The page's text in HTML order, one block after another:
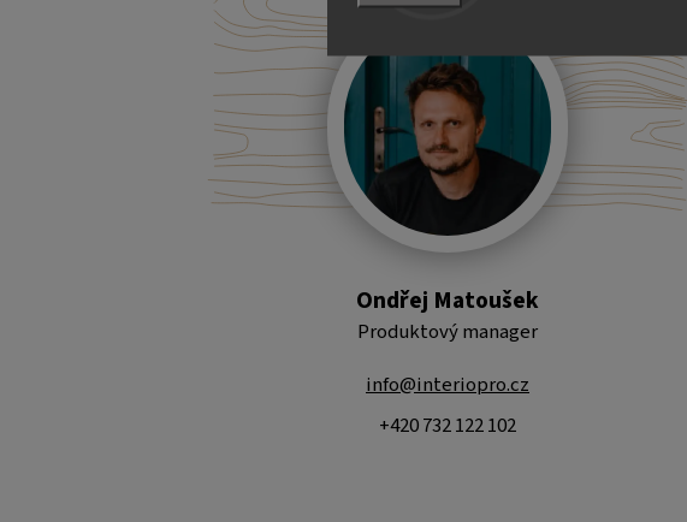
Ondřej Matoušek
Produktový manager
info@interiopro.cz
+420 732 122 102